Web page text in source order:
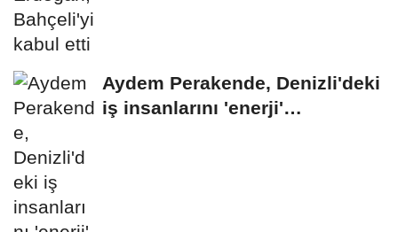
Aydem Perakende, Denizli'deki
iş insanlarını 'enerji'